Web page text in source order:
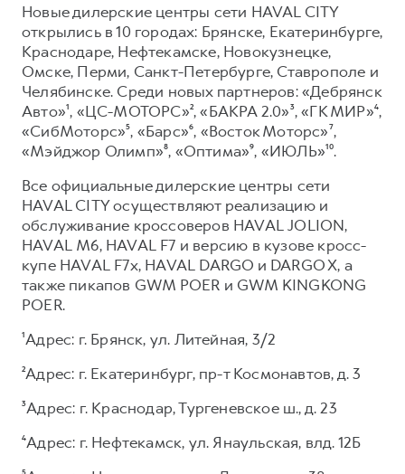
АКСЕССУАРЫ HAVAL
Автомобильные аксессуары
Коллекция CITY
Коллекция Базовая
Коллекция Детская
Коллекция CITY
Коллекция Базовая
Коллекция Детская
Новые дилерские центры сети HAVAL CITY
открылись в 10 городах: Брянске, Екатеринбурге,
Краснодаре, Нефтекамске, Новокузнецке,
Омске, Перми, Санкт-Петербурге, Ставрополе и
Челябинске. Среди новых партнеров: «Дебрянск
Авто»¹, «ЦС-МОТОРС»², «БАКРА 2.0»³, «ГК МИР»⁴,
«СибМоторс»⁵, «Барс»⁶, «Восток Моторс»⁷,
«Мэйджор Олимп»⁸, «Оптима»⁹, «ИЮЛЬ»¹⁰.
Все официальные дилерские центры сети
HAVAL CITY осуществляют реализацию и
обслуживание кроссоверов HAVAL JOLION,
HAVAL М6, HAVAL F7 и версию в кузове кросс-
купе HAVAL F7x, HAVAL DARGO и DARGO X, а
также пикапов GWM POER и GWM KINGKONG
POER.
¹Адрес: г. Брянск, ул. Литейная, 3/2
²Адрес: г. Екатеринбург, пр-т Космонавтов, д. 3
³Адрес: г. Краснодар, Тургеневское ш., д. 23
⁴Адрес: г. Нефтекамск, ул. Янаульская, влд. 12Б